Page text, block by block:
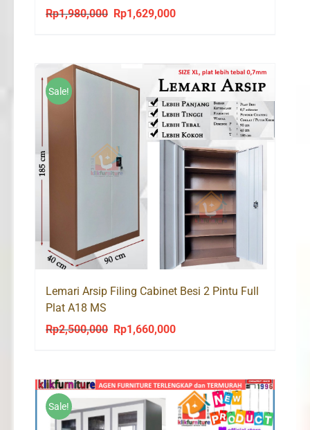
Rp1,980,000
Original
Rp1,629,000Current
Rp1,629,000.
Sale!
Lemari Arsip Filing Cabinet Besi 2 Pintu Full
Plat A18 MS
Rp2,500,000
Original
Rp2,500,000.
Rp1,660,000Current
Rp1,660,000.
Sale!